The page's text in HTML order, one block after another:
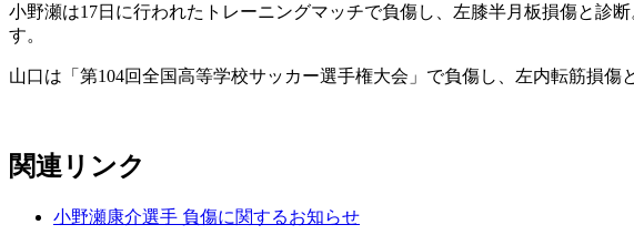
小野瀬は17日に行われたトレーニングマッチで負傷し、左膝半月板損傷と診
す。
山口は「第104回全国高等学校サッカー選手権大会」で負傷し、左内転筋損傷
関連リンク
小野瀬康介選手 負傷に関するお知らせ